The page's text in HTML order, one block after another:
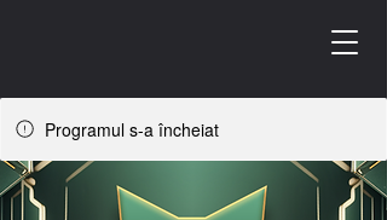
Programul s-a încheiat